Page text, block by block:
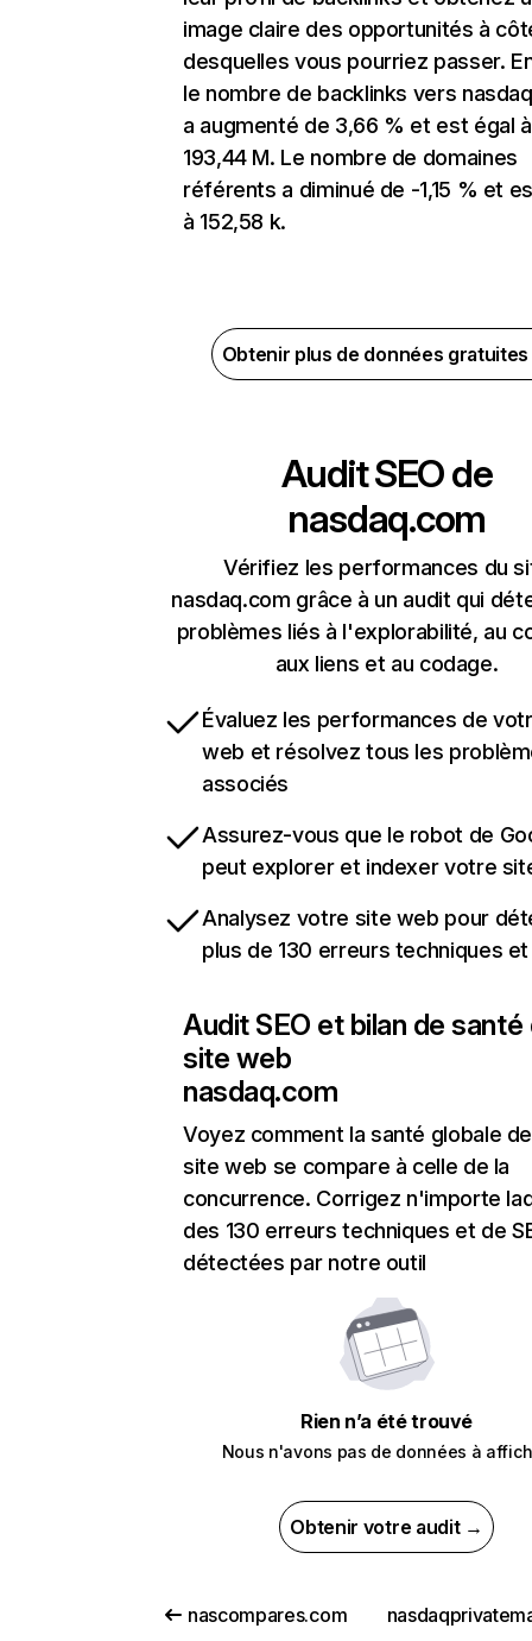
image claire des opportunités à
desquelles vous pourriez passer.
le nombre de backlinks vers
a augmenté de 3,66 % et est égal à
193,44 M. Le nombre de domaines
référents a diminué de -1,15 % et
à 152,58 k.
Obtenir plus de données
Audit SEO de
nasdaq.com
Vérifiez les performances du
nasdaq.com grâce à un audit qui
problèmes liés à l'explorabilité, au
aux liens et au codage.
Évaluez les performances de
web et résolvez tous les
associés
Assurez-vous que le robot de
peut explorer et indexer votre
Analysez votre site web pour
plus de 130 erreurs techniques et
Audit SEO et bilan de santé
site web
nasdaq.com
Voyez comment la santé globale
site web se compare à celle de la
concurrence. Corrigez n'importe
des 130 erreurs techniques et de
détectées par notre outil
Rien n’a été trouvé
Nous n'avons pas de données à
Obtenir votre audit →
nascompares.com